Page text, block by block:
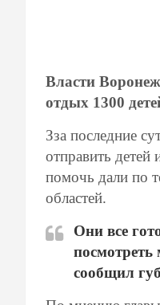
Власти
отдых 1300
Зза последние
отправить детей
помочь дали по
областей.
Они все
сообщил